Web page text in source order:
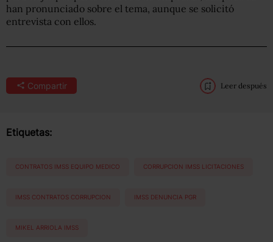
han pronunciado sobre el tema, aunque se solicitó
entrevista con ellos.
Compartir Leer después
Etiquetas:
CONTRATOS IMSS EQUIPO MEDICO CORRUPCION IMSS LICITACIONES
IMSS CONTRATOS CORRUPCION IMSS DENUNCIA PGR
MIKEL ARRIOLA IMSS